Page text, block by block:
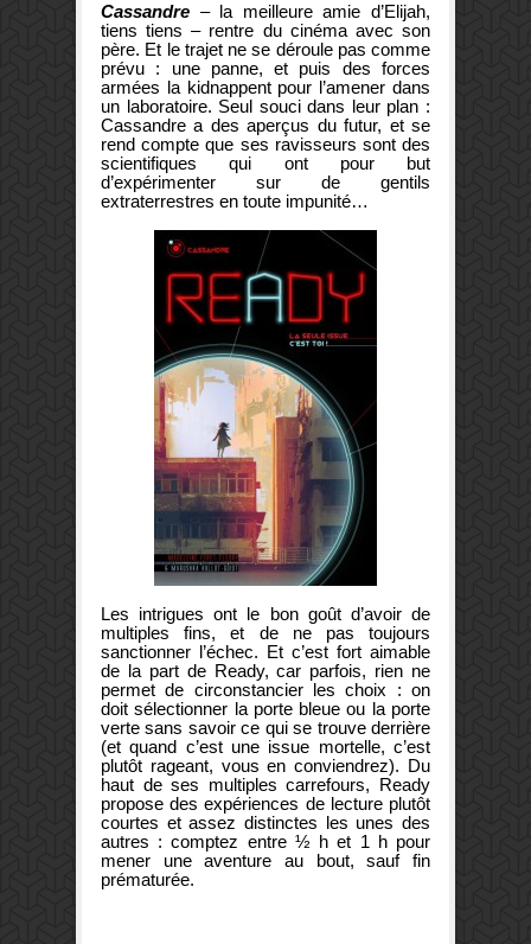
Cassandre – la meilleure amie d’Elijah,
tiens tiens – rentre du cinéma avec son
père. Et le trajet ne se déroule pas comme
prévu : une panne, et puis des forces
armées la kidnappent pour l’amener dans
un laboratoire. Seul souci dans leur plan :
Cassandre a des aperçus du futur, et se
rend compte que ses ravisseurs sont des
scientifiques qui ont pour but
d’expérimenter sur de gentils
extraterrestres en toute impunité…
Les intrigues ont le bon goût d’avoir de
multiples fins, et de ne pas toujours
sanctionner l’échec. Et c’est fort aimable
de la part de Ready, car parfois, rien ne
permet de circonstancier les choix : on
doit sélectionner la porte bleue ou la porte
verte sans savoir ce qui se trouve derrière
(et quand c’est une issue mortelle, c’est
plutôt rageant, vous en conviendrez). Du
haut de ses multiples carrefours, Ready
propose des expériences de lecture plutôt
courtes et assez distinctes les unes des
autres : comptez entre ½ h et 1 h pour
mener une aventure au bout, sauf fin
prématurée.